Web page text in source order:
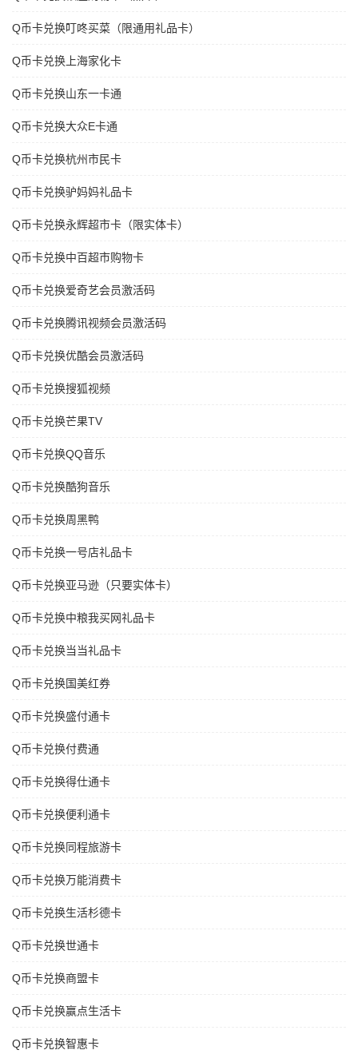
Q币卡兑换叮咚买菜（限通用礼品卡）
Q币卡兑换上海家化卡
Q币卡兑换山东一卡通
Q币卡兑换大众E卡通
Q币卡兑换杭州市民卡
Q币卡兑换驴妈妈礼品卡
Q币卡兑换永辉超市卡（限实体卡）
Q币卡兑换中百超市购物卡
Q币卡兑换爱奇艺会员激活码
Q币卡兑换腾讯视频会员激活码
Q币卡兑换优酷会员激活码
Q币卡兑换搜狐视频
Q币卡兑换芒果TV
Q币卡兑换QQ音乐
Q币卡兑换酷狗音乐
Q币卡兑换周黑鸭
Q币卡兑换一号店礼品卡
Q币卡兑换亚马逊（只要实体卡）
Q币卡兑换中粮我买网礼品卡
Q币卡兑换当当礼品卡
Q币卡兑换国美红券
Q币卡兑换盛付通卡
Q币卡兑换付费通
Q币卡兑换得仕通卡
Q币卡兑换便利通卡
Q币卡兑换同程旅游卡
Q币卡兑换万能消费卡
Q币卡兑换生活杉德卡
Q币卡兑换世通卡
Q币卡兑换商盟卡
Q币卡兑换赢点生活卡
Q币卡兑换智惠卡